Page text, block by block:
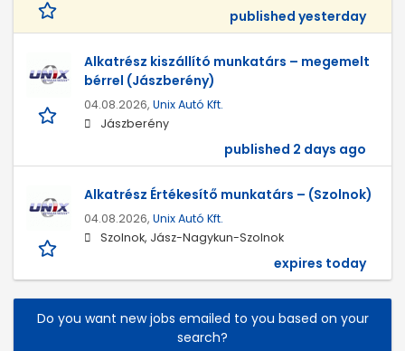
published yesterday
Alkatrész kiszállító munkatárs – megemelt
bérrel (Jászberény)
04.08.2026, Unix Autó Kft.
Jászberény
published 2 days ago
Alkatrész Értékesítő munkatárs – (Szolnok)
04.08.2026, Unix Autó Kft.
Szolnok, Jász-Nagykun-Szolnok
expires today
Do you want new jobs emailed to you based on your
search?